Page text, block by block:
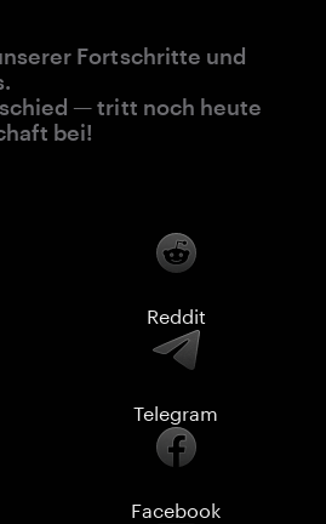
Fortschritte und
— tritt noch heute
bei!
Reddit
Telegram
Facebook